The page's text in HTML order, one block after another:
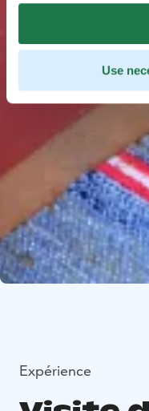
Use
Expérience